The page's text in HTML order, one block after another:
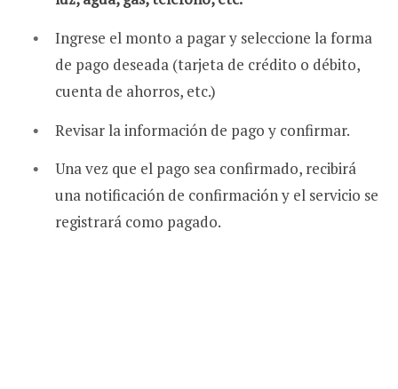
Ingrese el monto a pagar y seleccione la forma
de pago deseada (tarjeta de crédito o débito,
cuenta de ahorros, etc.)
Revisar la información de pago y confirmar.
Una vez que el pago sea confirmado, recibirá
una notificación de confirmación y el servicio se
registrará como pagado.